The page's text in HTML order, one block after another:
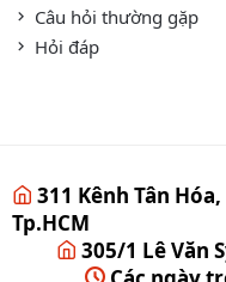
Câu hỏi thường gặp
Hỏi đáp
311 Kênh Tân
Tp.HCM
305/1 Lê Văn